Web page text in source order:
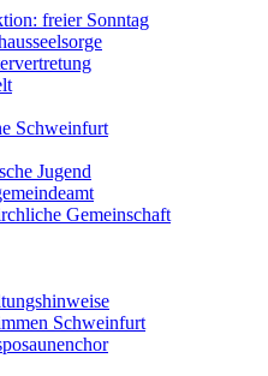
freier Sonntag
Schweinfurt
Jugend
Gemeinschaft
Schweinfurt